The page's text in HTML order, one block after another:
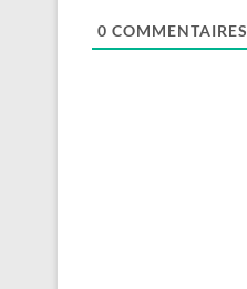
0 COMMENTAIRES